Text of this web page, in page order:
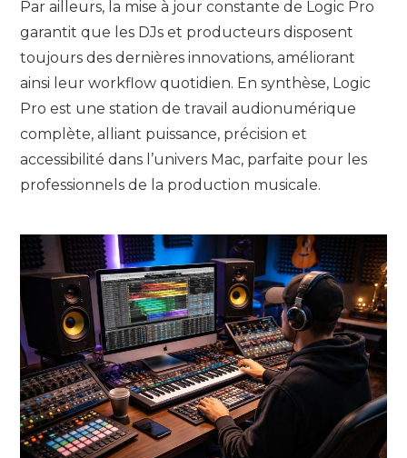
Par ailleurs, la mise à jour constante de Logic Pro
garantit que les DJs et producteurs disposent
toujours des dernières innovations, améliorant
ainsi leur workflow quotidien. En synthèse, Logic
Pro est une station de travail audionumérique
complète, alliant puissance, précision et
accessibilité dans l’univers Mac, parfaite pour les
professionnels de la production musicale.